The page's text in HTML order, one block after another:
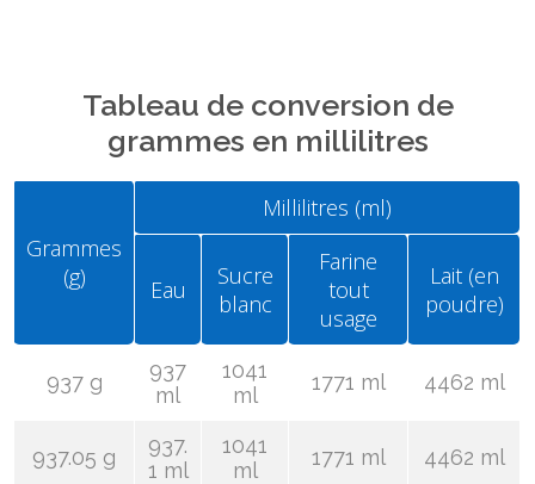
Tableau de conversion de
grammes en millilitres
Grammes
(g)
Millilitres (ml)
Eau
Sucre
blanc
Farine
tout
usage
Lait (en
poudre)
937 g
937
ml
1041
ml
1771 ml 4462 ml
937.05 g
937.
1 ml
1041
ml
1771 ml 4462 ml